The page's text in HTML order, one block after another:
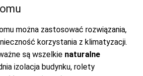
można zastosować rozwiązania,
korzystania z klimatyzacji.
są wszelkie naturalne
izolacja budynku, rolety